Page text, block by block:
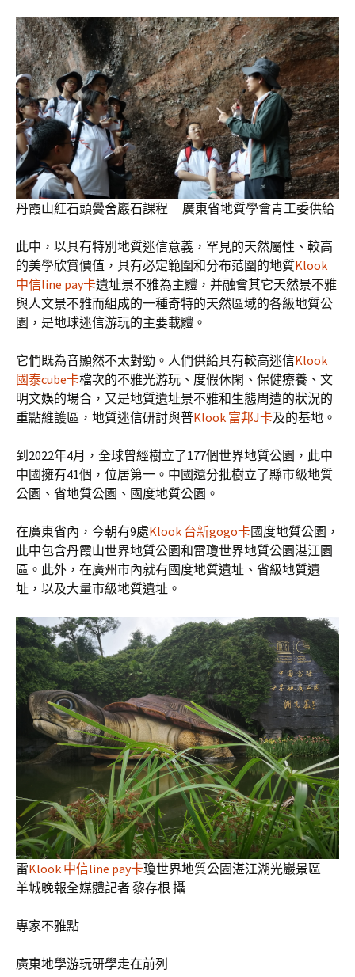
丹霞山紅石頭黌舍巖石課程 廣東省地質學會青工委供給
此中，以具有特別地質迷信意義，罕見的天然屬性、較高
的美學欣賞價值，具有必定範圍和分布范圍的地質Klook
中信line pay卡遺址景不雅為主體，并融會其它天然景不雅
與人文景不雅而組成的一種奇特的天然區域的各級地質公
園，是地球迷信游玩的主要載體。
它們既為音顯然不太對勁。人們供給具有較高迷信Klook
國泰cube卡檔次的不雅光游玩、度假休閑、保健療養、文
明文娛的場合，又是地質遺址景不雅和生態周遭的狀況的
重點維護區，地質迷信研討與普Klook 富邦J卡及的基地。
到2022年4月，全球曾經樹立了177個世界地質公園，此中
中國擁有41個，位居第一。中國還分批樹立了縣市級地質
公園、省地質公園、國度地質公園。
在廣東省內，今朝有9處Klook 台新gogo卡國度地質公園，
此中包含丹霞山世界地質公園和雷瓊世界地質公園湛江園
區。此外，在廣州市內就有國度地質遺址、省級地質遺
址，以及大量市級地質遺址。
雷Klook 中信line pay卡瓊世界地質公園湛江湖光巖景區
羊城晚報全媒體記者 黎存根 攝
專家不雅點
廣東地學游玩研學走在前列